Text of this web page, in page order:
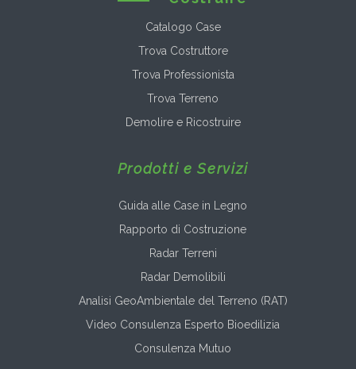
Catalogo Case
Trova Costruttore
Trova Professionista
Trova Terreno
Demolire e Ricostruire
Prodotti e Servizi
Guida alle Case in Legno
Rapporto di Costruzione
Radar Terreni
Radar Demolibili
Analisi GeoAmbientale del Terreno (RAT)
Video Consulenza Esperto Bioedilizia
Consulenza Mutuo